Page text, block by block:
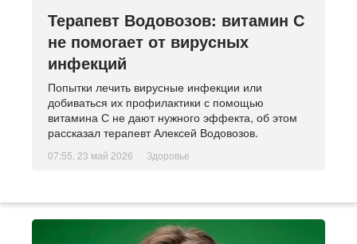
Терапевт Водовозов: витамин С
не помогает от вирусных
инфекций
Попытки лечить вирусные инфекции или
добиваться их профилактики с помощью
витамина С не дают нужного эффекта, об этом
рассказал терапевт Алексей Водовозов.
07:55, 23 май 2026 Здоровье